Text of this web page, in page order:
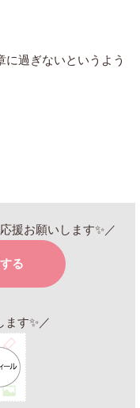
過ぎないというよう
援お願いします✨／
ます✨／